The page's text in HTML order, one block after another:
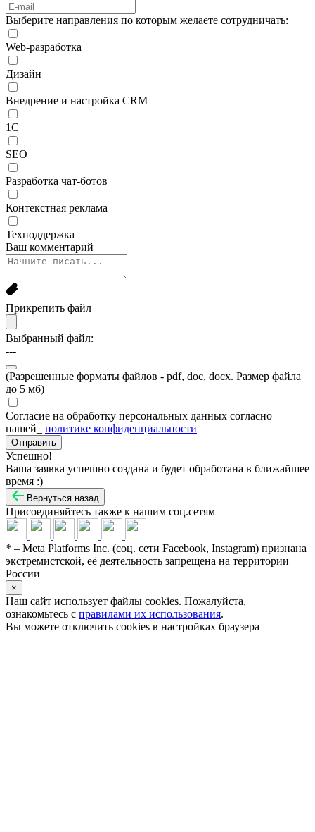
Выберите направления по которым желаете сотрудничать:
Web-разработка
Дизайн
Внедрение и настройка CRM
1С
SEO
Разработка чат-ботов
Контекстная реклама
Техподдержка
Ваш комментарий
Прикрепить файл
Выбранный файл:
---
(Разрешенные форматы файлов - pdf, doc, docx. Размер файла
до 5 мб)
Согласие на обработку персональных данных согласно
нашей_ политике конфиденциальности
Успешно!
Ваша заявка успешно создана и будет обработана в ближайшее
время :)
Вернуться назад
Присоединяйтесь также к нашим соц.сетям
* – Meta Platforms Inc. (соц. сети Facebook, Instagram) признана
экстремистской, её деятельность запрещена на территории
России
×
Наш сайт использует файлы cookies. Пожалуйста,
ознакомьтесь с правилами их использования.
Вы можете отключить cookies в настройках браузера